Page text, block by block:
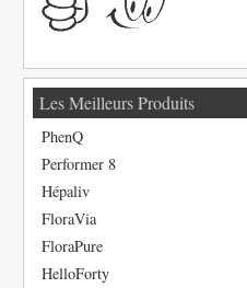
Les Meilleurs Produits
PhenQ
Performer 8
Hépaliv
FloraVia
FloraPure
HelloForty